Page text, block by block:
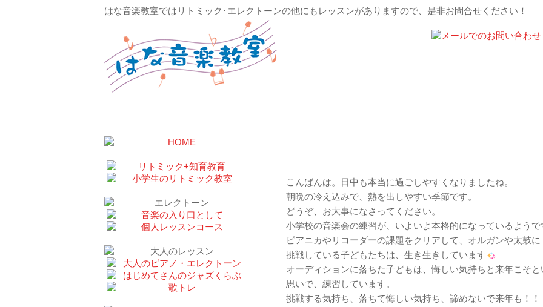
はな音楽教室ではリトミック･エレクトーンの他にもレッスンがありますので、是非お問合せください！
こんばんは。日中も本当に過ごしやすくなりましたね。
朝晩の冷え込みで、熱を出しやすい季節です。
どうぞ、お大事になさってください。
小学校の音楽会の練習が、いよいよ本格的になっているようで
ピアニカやリコーダーの課題をクリアして、オルガンや太鼓に
挑戦している子どもたちは、生き生きしています
オーディションに落ちた子どもは、悔しい気持ちと来年こそと
思いで、練習しています。
挑戦する気持ち、落ちて悔しい気持ち、諦めないで来年も！！